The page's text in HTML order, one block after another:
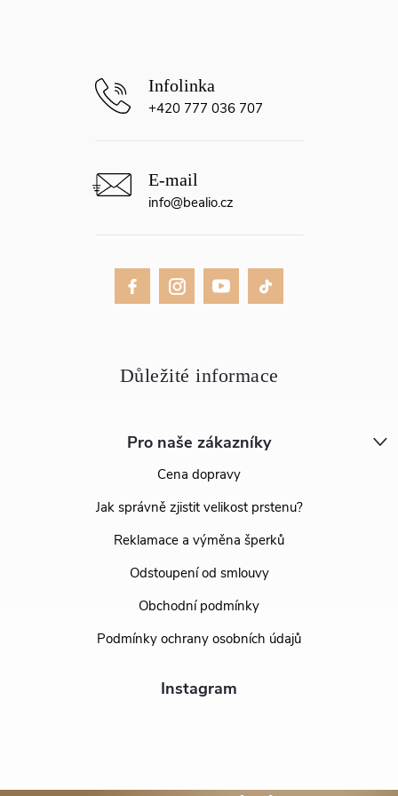
Pro naše zákazníky
Cena dopravy
Jak správně zjistit velikost prstenu?
Reklamace a výměna šperků
Odstoupení od smlouvy
Obchodní podmínky
Podmínky ochrany osobních údajů
Instagram
info@bealio.cz
+420 777 036 707